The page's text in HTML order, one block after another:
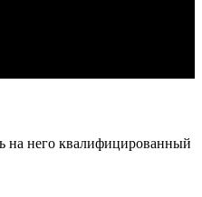
на него квалифицированный